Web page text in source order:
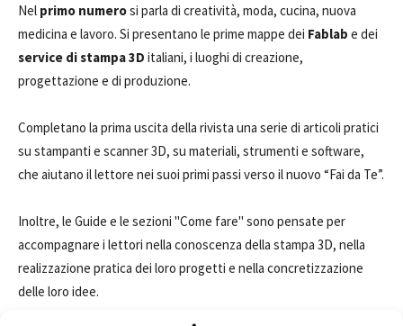
Nel primo numerosi parla di creatività, moda, cucina, nuova
medicina e lavoro. Si presentano le prime mappe dei Fablab e dei
service di stampa 3D italiani, i luoghi di creazione,
progettazione e di produzione.
Completano la prima uscita della rivista una serie di articoli pratici
su stampanti e scanner 3D, su materiali, strumenti e software,
che aiutano il lettore nei suoi primi passi verso il nuovo “Fai da Te”.
Inoltre, le Guide e le sezioni "Come fare" sono pensate per
accompagnare i lettori nella conoscenza della stampa 3D, nella
realizzazione pratica dei loro progetti e nella concretizzazione
delle loro idee.